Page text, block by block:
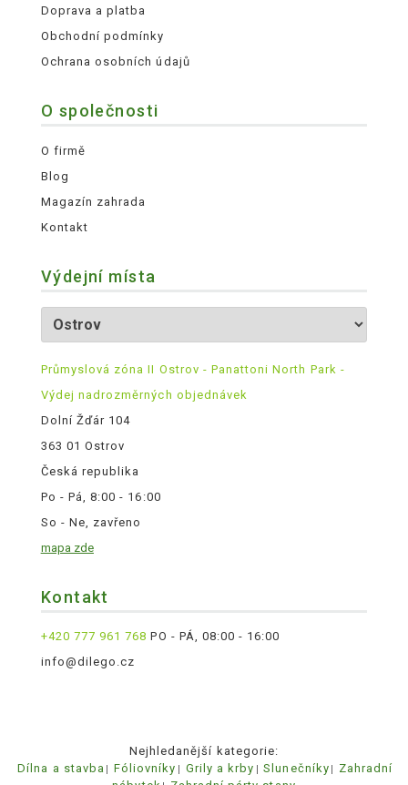
Doprava a platba
Obchodní podmínky
Ochrana osobních údajů
O společnosti
O firmě
Blog
Magazín zahrada
Kontakt
Výdejní místa
Průmyslová zóna II Ostrov - Panattoni North Park -
Výdej nadrozměrných objednávek
Dolní Žďár 104
363 01 Ostrov
Česká republika
Po - Pá, 8:00 - 16:00
So - Ne, zavřeno
mapa zde
Kontakt
+420 777 961 768 PO - PÁ, 08:00 - 16:00
info@dilego.cz
Nejhledanější kategorie:
Dílna a stavba
Fóliovníky Grily a krby Slunečníky
Zahradní